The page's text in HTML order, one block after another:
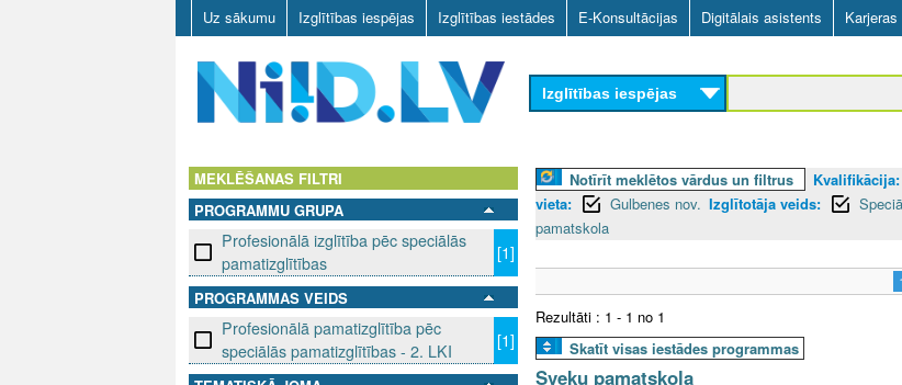
Skip
to
main
content
Uz sākumu Izglītības iespējas Izglītības iestādes E-Konsultācijas Digitālais asistents
D
L
Izglītības iespējas
MEKLĒŠANAS FILTRI
PROGRAMMU GRUPA
Profesionālā izglītība pēc speciālās
pamatizglītības
[1]
PROGRAMMAS VEIDS
Profesionālā pamatizglītība pēc
speciālās pamatizglītības - 2. LKI
[1]
Notīrīt meklētos vārdus un filtrus Kvalifikācija:
vieta:
Gulbenes nov. Izglītotāja veids:
pamatskola
Rezultāti : 1 - 1 no 1
Skatīt visas iestādes programmas
Sveķu pamatskola